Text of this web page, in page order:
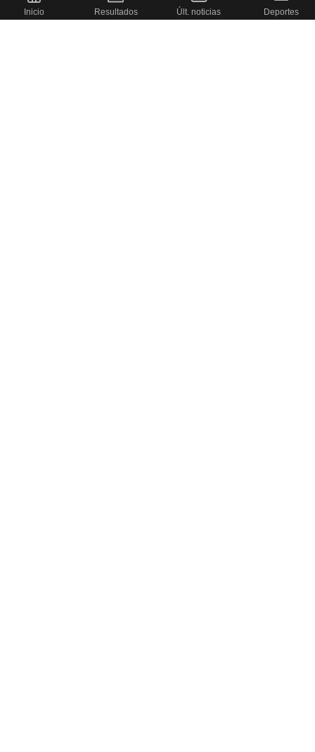
Inicio Resultados Últ. noticias Deportes